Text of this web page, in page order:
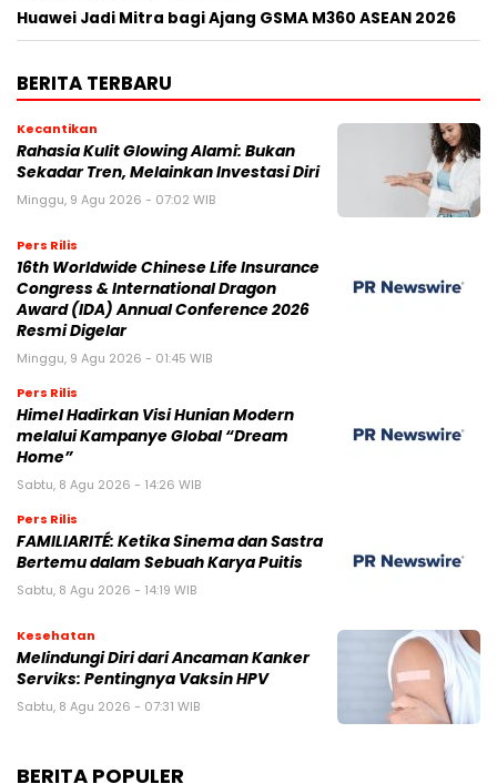
Huawei Jadi Mitra bagi Ajang GSMA M360 ASEAN 2026
BERITA TERBARU
Kecantikan
Rahasia Kulit Glowing Alami: Bukan
Sekadar Tren, Melainkan Investasi Diri
Minggu, 9 Agu 2026 - 07:02 WIB
Pers Rilis
16th Worldwide Chinese Life Insurance
Congress & International Dragon
Award (IDA) Annual Conference 2026
Resmi Digelar
Minggu, 9 Agu 2026 - 01:45 WIB
Pers Rilis
Himel Hadirkan Visi Hunian Modern
melalui Kampanye Global “Dream
Home”
Sabtu, 8 Agu 2026 - 14:26 WIB
Pers Rilis
FAMILIARITÉ: Ketika Sinema dan Sastra
Bertemu dalam Sebuah Karya Puitis
Sabtu, 8 Agu 2026 - 14:19 WIB
Kesehatan
Melindungi Diri dari Ancaman Kanker
Serviks: Pentingnya Vaksin HPV
Sabtu, 8 Agu 2026 - 07:31 WIB
BERITA POPULER